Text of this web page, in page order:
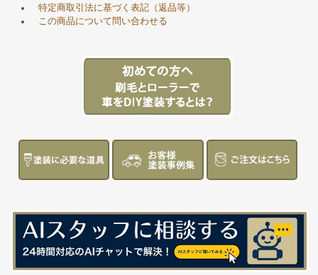
特定商取引法に基づく表記（返品等）
この商品について問い合わせる